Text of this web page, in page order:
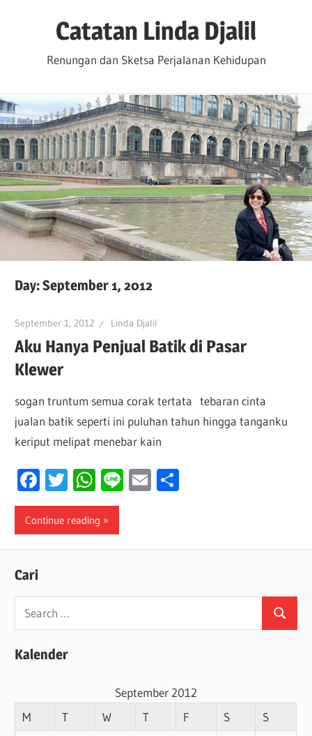
Catatan Linda Djalil
Renungan dan Sketsa Perjalanan Kehidupan
Day:September 1, 2012
September 1, 2012 Linda Djalil
Aku Hanya Penjual Batik di Pasar
Klewer
sogan truntum semua corak tertata tebaran cinta
jualan batik seperti ini puluhan tahun hingga tanganku
keriput melipat menebar kain
Facebook
Twitter
WhatsApp
LineEmail
Continue reading
Cari
Search
for:
Search
Kalender
September 2012
M
T W T F S
S